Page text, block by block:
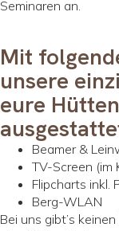
Seminaren an.
Mit
unsere
eure
Beamer &
TV-Screen (im
Flipcharts inkl.
Berg-WLAN
Bei uns gibt’s